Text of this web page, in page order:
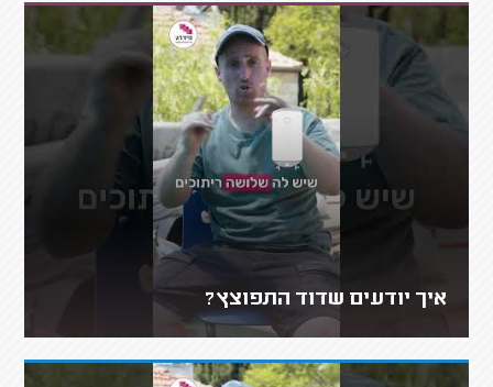
איך יודעים שדוד התפוצץ?